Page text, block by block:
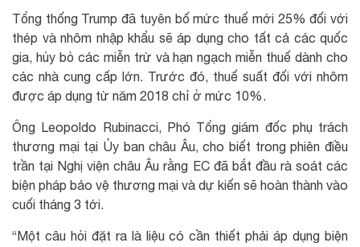
Tổng thống Trump đã tuyên bố mức thuế mới 25% đối với
thép và nhôm nhập khẩu sẽ áp dụng cho tất cả các quốc
gia, hủy bỏ các miễn trừ và hạn ngạch miễn thuế dành cho
các nhà cung cấp lớn. Trước đó, thuế suất đối với nhôm
được áp dụng từ năm 2018 chỉ ở mức 10%.
Ông Leopoldo Rubinacci, Phó Tổng giám đốc phụ trách
thương mại tại Ủy ban châu Âu, cho biết trong phiên điều
trần tại Nghị viện châu Âu rằng EC đã bắt đầu rà soát các
biện pháp bảo vệ thương mại và dự kiến sẽ hoàn thành vào
cuối tháng 3 tới.
“Một câu hỏi đặt ra là liệu có cần thiết phải áp dụng biện